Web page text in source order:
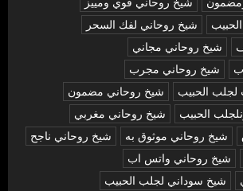
شيخ روحاني لفك السحر
شيخ روحاني مجاني
شيخ روحاني مجرب
الحبيب
شيخ روحاني مضمون
الحبيب
شيخ روحاني مغربي
شيخ روحاني موثوق به
شيخ روحاني ناجح
شيخ روحاني واتس اب
شيخ سوداني لجلب الحبيب